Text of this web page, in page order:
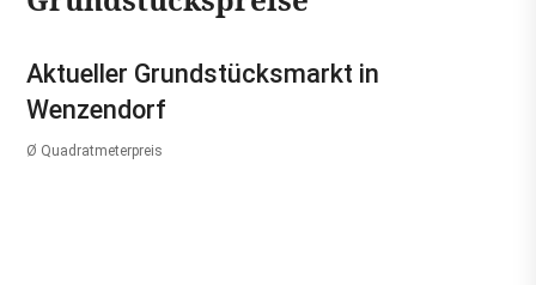
Aktueller Grundstücksmarkt in
Wenzendorf
Ø Quadratmeterpreis